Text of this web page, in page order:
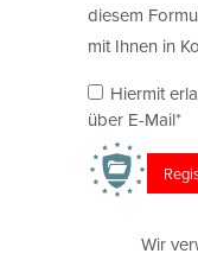
diesem
mit Ihnen in
Hiermit
über E-Mail*
Wir